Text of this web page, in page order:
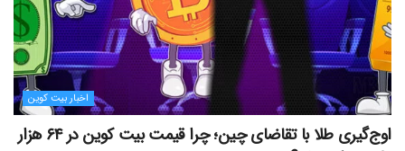
اخبار بیت کوین
اوج‌گیری طلا با تقاضای چین؛ چرا قیمت بیت کوین در ۶۴ هزار